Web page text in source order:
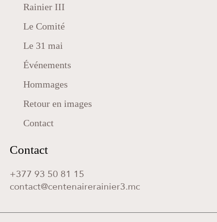
Rainier III
Le Comité
Le 31 mai
Événements
Hommages
Retour en images
Contact
Contact
+377 93 50 81 15
contact@centenairerainier3.mc